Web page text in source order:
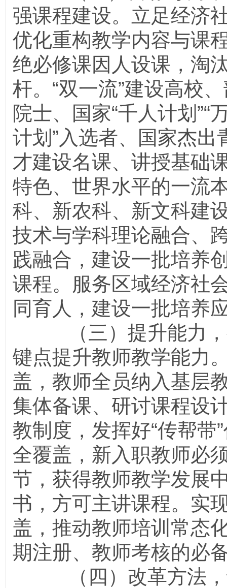
强课程建设。立足经济
优化重构教学内容与课
绝必修课因人设课，淘
杆。“双一流”建设高校
院士、国家“千人计划”“
计划”入选者、国家杰
才建设名课、讲授基础
特色、世界水平的一流
科、新农科、新文科建
技术与学科理论融合、
践融合，建设一批培养
课程。服务区域经济社
同育人，建设一批培养
（三）提升能力，
键点提升教师教学能力
盖，教师全员纳入基层
集体备课、研讨课程设
教制度，发挥好“传帮带
全覆盖，新入职教师必
节，获得教师教学发展
书，方可主讲课程。实
盖，推动教师培训常态
期注册、教师考核的必
（四）改革方法，